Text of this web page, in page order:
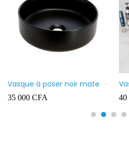
Vasque à poser noir mate
35 000 CFA 40